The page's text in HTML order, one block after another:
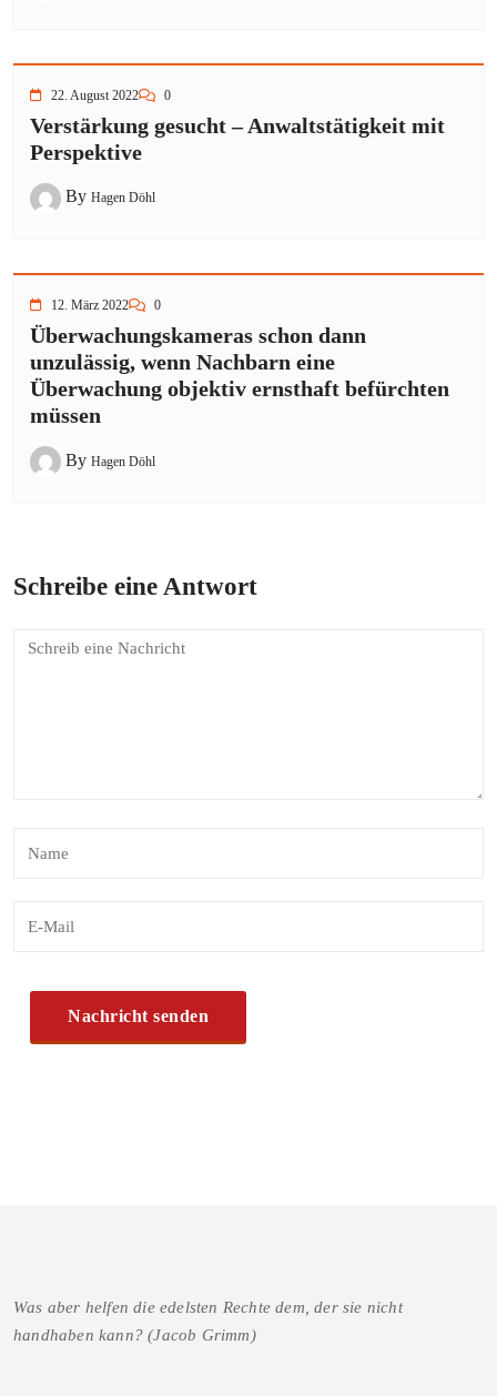
22. August 2022 0
Verstärkung gesucht – Anwaltstätigkeit mit
Perspektive
By Hagen Döhl
12. März 2022 0
Überwachungskameras schon dann
unzulässig, wenn Nachbarn eine
Überwachung objektiv ernsthaft befürchten
müssen
By Hagen Döhl
Schreibe eine Antwort
Was aber helfen die edelsten Rechte dem, der sie nicht
handhaben kann? (Jacob Grimm)